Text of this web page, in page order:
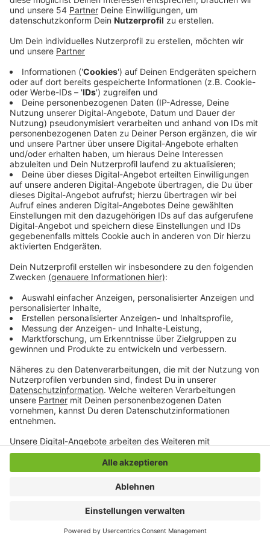
schon wieder zu mehreren Betrugsversuchen
gekommen, bei denen Unbekannte sich als
Mitarbeiter des Gesundheitsamts ausgegeben
haben.
Veröffentlicht: Dienstag, 16.02.2021 17:17
Anzeige
Unter anderem in Lürrip. Ähnlich wie bei einem Fall
letzte Woche, behaupteten die Betrüger es habe
Coronafälle in der Nachbarschaft ihrer Opfer gegeben
-- sie wollten nun in die Wohnung um über eine
Impfung zu sprechen. Laut Polizei versuchen die Täter
dann, unbemerkt Geld oder Schmuck zu klauen.
Auch mit anderen Maschen versuchen Betrüger die
Pandemie auszunutzen. Das Landeskriminalamt hatte
zuletzt etwa vor falschen Impfstoffen zu hohen
gewarnt.
Anzeige
Anzeige